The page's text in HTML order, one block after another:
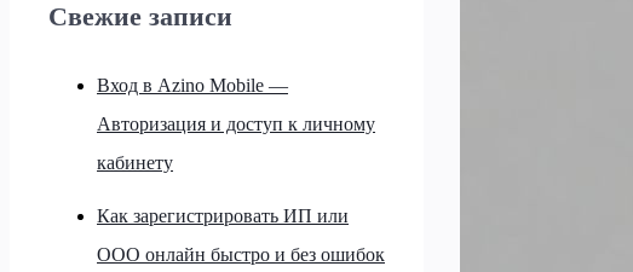
Свежие записи
Вход в Azino Mobile —
Авторизация и доступ к личному
кабинету
Как зарегистрировать ИП или
ООО онлайн быстро и без ошибок